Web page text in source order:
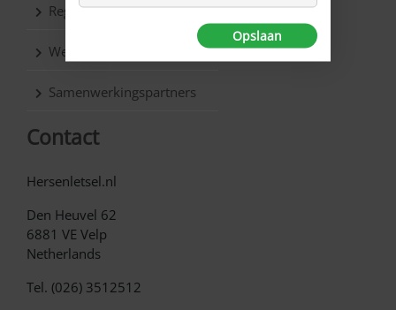
Regio’s
Werkgroepen
Samenwerkingspartners
Contact
Hersenletsel.nl
Den Heuvel 62
6881 VE Velp
Netherlands
Tel. (026) 3512512
Opslaan